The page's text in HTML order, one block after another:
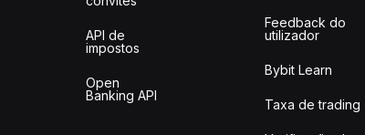
API de
impostos
Open
Banking API
Feedback do
utilizador
Bybit Learn
Taxa de trading